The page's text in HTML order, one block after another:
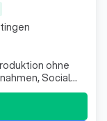
ohne
Social
Werbeclips
wir setzen